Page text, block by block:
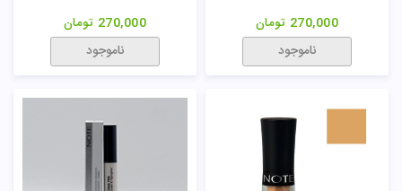
270,000 تومان
ناموجود
270,000 تومان
ناموجود